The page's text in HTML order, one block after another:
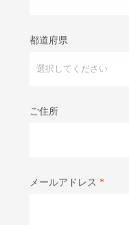
都道府県
ご住所
メールアドレス *